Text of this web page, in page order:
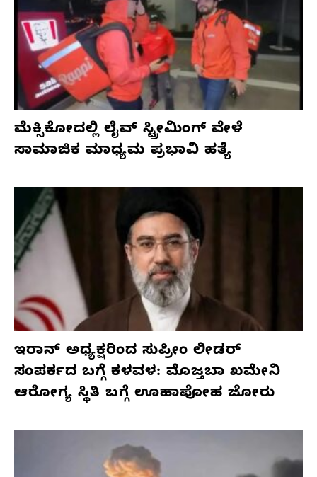
ಮೆಕ್ಸಿಕೋದಲ್ಲಿ ಲೈವ್ ಸ್ಟ್ರೀಮಿಂಗ್ ವೇಳೆ
ಸಾಮಾಜಿಕ ಮಾಧ್ಯಮ ಪ್ರಭಾವಿ ಹತ್ಯೆ
ಇರಾನ್ ಅಧ್ಯಕ್ಷರಿಂದ ಸುಪ್ರೀಂ ಲೀಡರ್
ಸಂಪರ್ಕದ ಬಗ್ಗೆ ಕಳವಳ: ಮೊಜ್ತಬಾ ಖಮೇನಿ
ಆರೋಗ್ಯ ಸ್ಥಿತಿ ಬಗ್ಗೆ ಊಹಾಪೋಹ ಜೋರು